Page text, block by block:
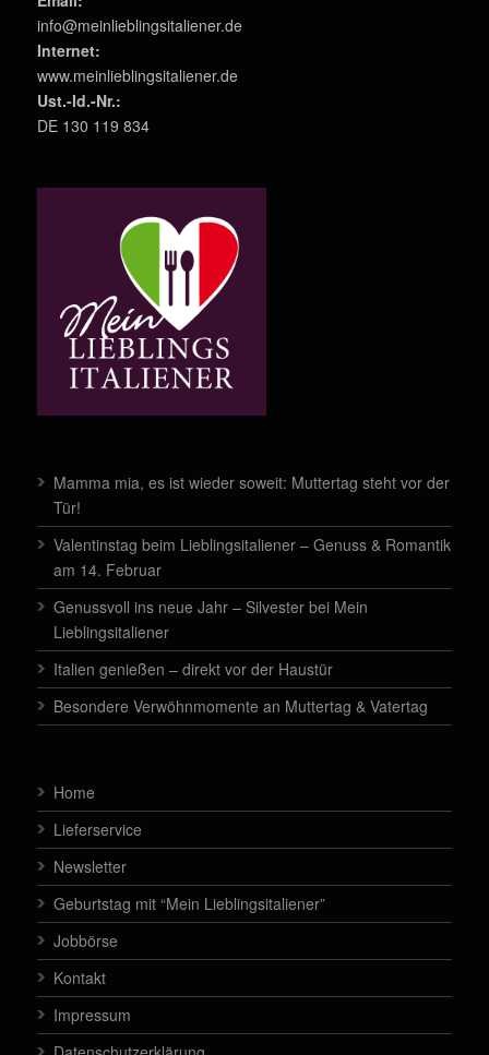
info@meinlieblingsitaliener.de
Internet:
www.meinlieblingsitaliener.de
Ust.-Id.-Nr.:
DE 130 119 834
Mamma mia, es ist wieder soweit: Muttertag steht vor der
Tür!
Valentinstag beim Lieblingsitaliener – Genuss & Romantik
am 14. Februar
Genussvoll ins neue Jahr – Silvester bei Mein
Lieblingsitaliener
Italien genießen – direkt vor der Haustür
Besondere Verwöhnmomente an Muttertag & Vatertag
Home
Lieferservice
Newsletter
Geburtstag mit “Mein Lieblingsitaliener”
Jobbörse
Kontakt
Impressum